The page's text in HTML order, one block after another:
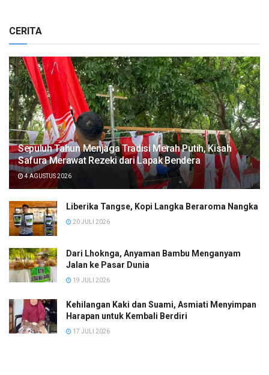
CERITA
Sepuluh Tahun Menjaga Tradisi Merah Putih, Kisah
Safura Merawat Rezeki dari Lapak Bendera
4 AGUSTUS 2026
Liberika Tangse, Kopi Langka Beraroma Nangka
20 JULI 2026
Dari Lhoknga, Anyaman Bambu Menganyam
Jalan ke Pasar Dunia
19 JULI 2026
Kehilangan Kaki dan Suami, Asmiati Menyimpan
Harapan untuk Kembali Berdiri
17 JULI 2026